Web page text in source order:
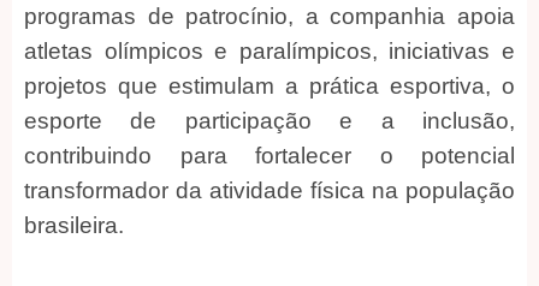
programas de patrocínio, a companhia apoia
atletas olímpicos e paralímpicos, iniciativas e
projetos que estimulam a prática esportiva, o
esporte de participação e a inclusão,
contribuindo para fortalecer o potencial
transformador da atividade física na população
brasileira.